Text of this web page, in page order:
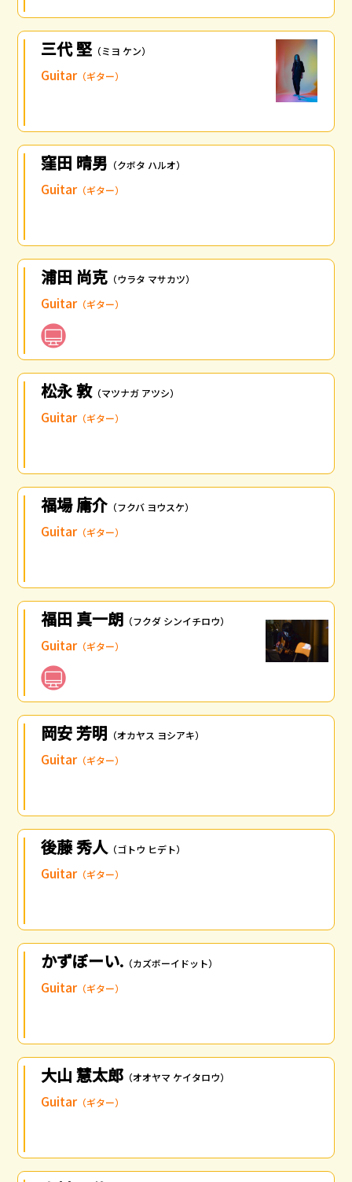
三代 堅（ミヨ ケン）
Guitar（ギター）
窪田 晴男 （クボタ ハルオ）
Guitar（ギター）
浦田 尚克 （ウラタ マサカツ）
Guitar（ギター）
松永 敦（マツナガ アツシ）
Guitar（ギター）
福場 庸介 （フクバ ヨウスケ）
Guitar（ギター）
福田 真一朗 （フクダ シンイチロウ）
Guitar（ギター）
岡安 芳明 （オカヤス ヨシアキ）
Guitar（ギター）
後藤 秀人 （ゴトウ ヒデト）
Guitar（ギター）
かずぼーい. （カズボーイドット）
Guitar（ギター）
大山 慧太郎 （オオヤマ ケイタロウ）
Guitar（ギター）